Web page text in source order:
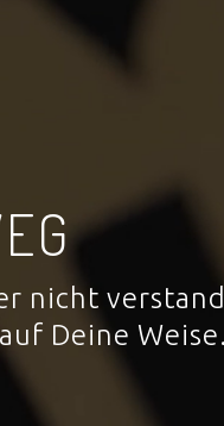
nicht
Deine Weise.